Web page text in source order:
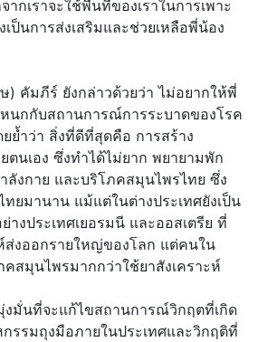
กเราจะใช้พื้นที่ของเราในการเพาะ
ป็นการส่งเสริมและช่วยเหลือพี่น้อง
) คัมภีร์ ยังกล่าวด้วยว่า ไม่อยากให้พี่
นกกับสถานการณ์การระบาดของโรค
ย้ำว่า สิ่งที่ดีที่สุดคือ การสร้าง
นเอง ซึ่งทำได้ไม่ยาก พยายามพัก
ลังกาย และบริโภคสมุนไพรไทย ซึ่ง
ยมานาน แม้แต่ในต่างประเทศยังเป็น
งประเทศเยอรมนี และออสเตรีย ที่
ส่งออกรายใหญ่ของโลก แต่คนใน
สมุนไพรมากกว่าใช้ยาสังเคราะห์
งมั่นที่จะแก้ไขสถานการณ์วิกฤตที่เกิด
รรมถุงมือภายในประเทศและวิกฤติที่